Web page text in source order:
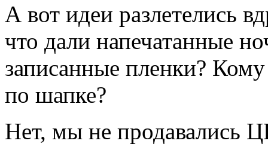
А вот идеи разлетелись
что дали напечатанные
записанные пленки?
по шапке?
Нет, мы не продавались